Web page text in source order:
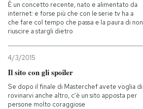
È un concetto recente, nato e alimentato da
internet: e forse più che con le serie tv ha a
che fare col tempo che passa e la paura di non
riuscire a stargli dietro
4/3/2015
Il sito con gli spoiler
Se dopo il finale di Masterchef avete voglia di
rovinarvi anche altro, c'è un sito apposta per
persone molto coraggiose